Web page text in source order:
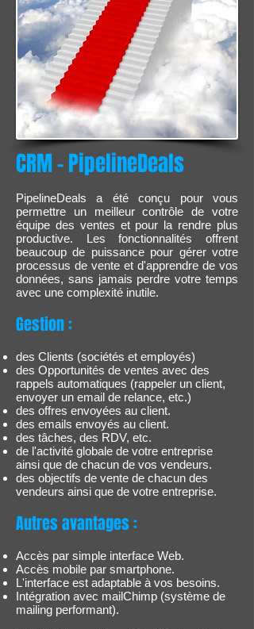
CRM - PipelineDeals
PipelineDeals a été conçu pour vous
permettre un meilleur contrôle de votre
équipe des ventes et pour la rendre plus
productive. Les fonctionnalités offrent
beaucoup de puissance pour gérer votre
processus de vente et d'apprendre de vos
données, sans jamais perdre votre temps
avec une complexité inutile.
Gestion :
des Clients (sociétés et employés)
des Opportunités de ventes avec des
rappels automatiques (rappeler un client,
envoyer un email de relance, etc.)
des offres envoyées au client.
des emails envoyés au client.
des tâches, des RDV, etc.
de l'activité globale de votre entreprise
ainsi que de chacun de vos vendeurs.
des objectifs de vente de chacun des
vendeurs ainsi que de votre entreprise.
Autres avantages :
Accès par simple interface Web.
Accès mobile par smartphone.
L'interface est adaptable à vos besoins.
Intégration avec mailChimp (système de
mailing performant).